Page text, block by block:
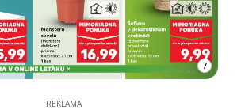
7
REKLAMA